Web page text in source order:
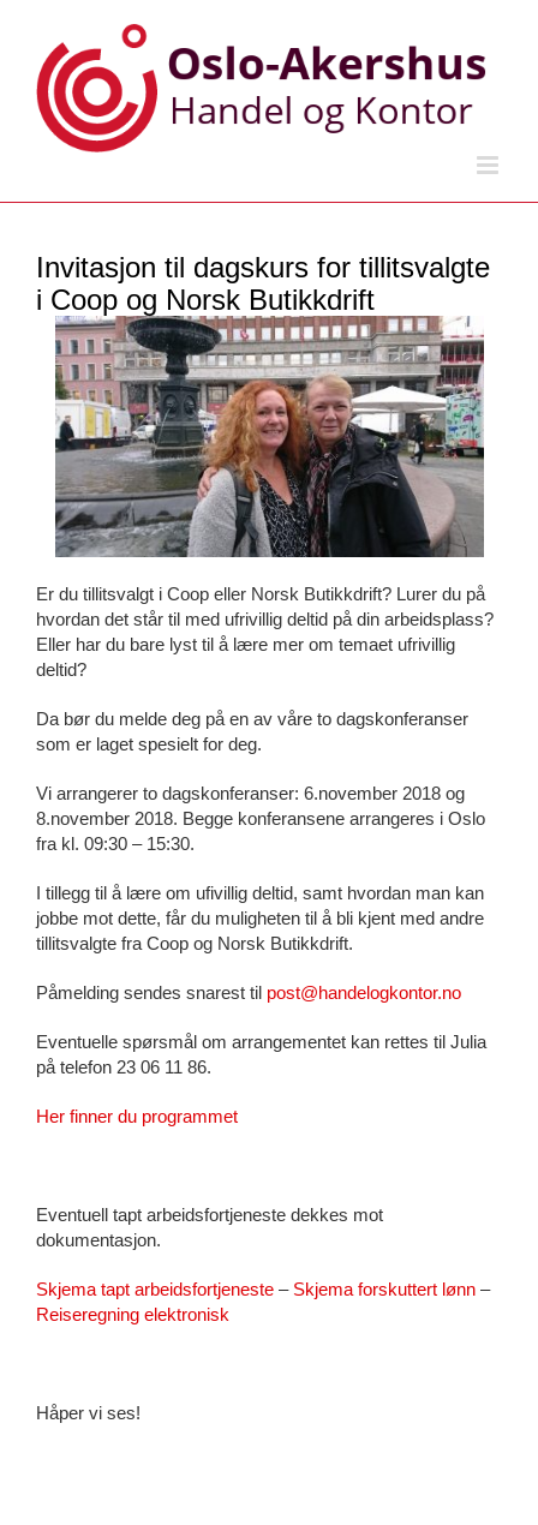
content
Invitasjon til dagskurs for tillitsvalgte
i Coop og Norsk Butikkdrift
Er du tillitsvalgt i Coop eller Norsk Butikkdrift? Lurer du på
hvordan det står til med ufrivillig deltid på din arbeidsplass?
Eller har du bare lyst til å lære mer om temaet ufrivillig
deltid?
Da bør du melde deg på en av våre to dagskonferanser
som er laget spesielt for deg.
Vi arrangerer to dagskonferanser: 6.november 2018 og
8.november 2018. Begge konferansene arrangeres i Oslo
fra kl. 09:30 – 15:30.
I tillegg til å lære om ufivillig deltid, samt hvordan man kan
jobbe mot dette, får du muligheten til å bli kjent med andre
tillitsvalgte fra Coop og Norsk Butikkdrift.
Påmelding sendes snarest til post@handelogkontor.no
Eventuelle spørsmål om arrangementet kan rettes til Julia
på telefon 23 06 11 86.
Her finner du programmet
Eventuell tapt arbeidsfortjeneste dekkes mot
dokumentasjon.
Skjema tapt arbeidsfortjeneste – Skjema forskuttert lønn –
Reiseregning elektronisk
Håper vi ses!